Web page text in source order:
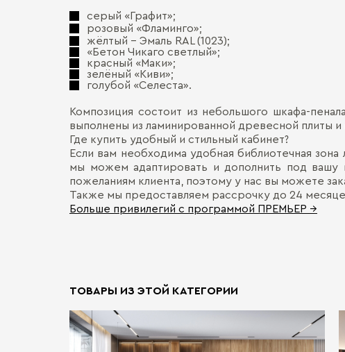
серый «Графит»;
розовый «Фламинго»;
жёлтый - Эмаль RAL (1023);
«Бетон Чикаго светлый»;
красный «Маки»;
зелёный «Киви»;
голубой «Селеста».
Композиция состоит из небольшого шкафа-
выполнены из ламинированной древесной плиты
Где купить удобный и стильный кабинет?
Если вам необходима удобная библиотечная
мы можем адаптировать и дополнить под
пожеланиям клиента, поэтому у нас вы можете
Также мы предоставляем рассрочку до 24
Больше привилегий с программой ПРЕМЬЕР →
ТОВАРЫ ИЗ ЭТОЙ КАТЕГОРИИ